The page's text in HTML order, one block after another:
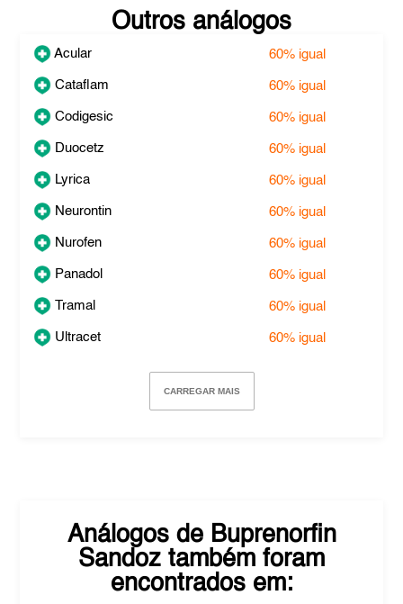
Outros análogos
Acular 60% igual
Cataflam 60% igual
Codigesic 60% igual
Duocetz 60% igual
Lyrica 60% igual
Neurontin 60% igual
Nurofen 60% igual
Panadol 60% igual
Tramal 60% igual
Ultracet 60% igual
CARREGAR MAIS
Análogos de Buprenorfin
Sandoz também foram
encontrados em: